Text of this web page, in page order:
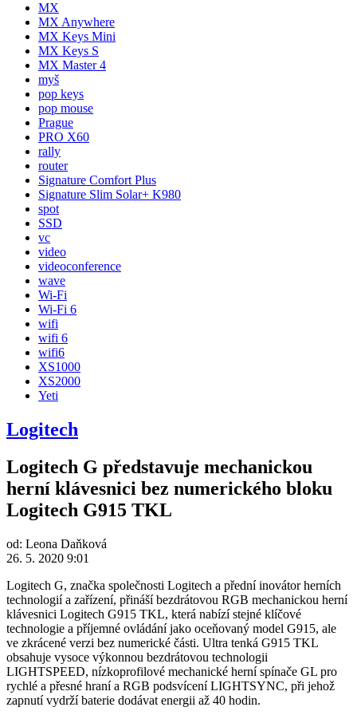
MX
MX Anywhere
MX Keys Mini
MX Keys S
MX Master 4
myš
pop keys
pop mouse
Prague
PRO X60
rally
router
Signature Comfort Plus
Signature Slim Solar+ K980
spot
SSD
vc
video
videoconference
wave
Wi-Fi
Wi-Fi 6
wifi
wifi 6
wifi6
XS1000
XS2000
Yeti
Logitech
Logitech G představuje mechanickou
herní klávesnici bez numerického bloku
Logitech G915 TKL
od: Leona Daňková
26. 5. 2020 9:01
Logitech G, značka společnosti Logitech a přední inovátor herních
technologií a zařízení, přináší bezdrátovou RGB mechanickou herní
klávesnici Logitech G915 TKL, která nabízí stejné klíčové
technologie a příjemné ovládání jako oceňovaný model G915, ale
ve zkrácené verzi bez numerické části. Ultra tenká G915 TKL
obsahuje vysoce výkonnou bezdrátovou technologii
LIGHTSPEED, nízkoprofilové mechanické herní spínače GL pro
rychlé a přesné hraní a RGB podsvícení LIGHTSYNC, při jehož
zapnutí vydrží baterie dodávat energii až 40 hodin.